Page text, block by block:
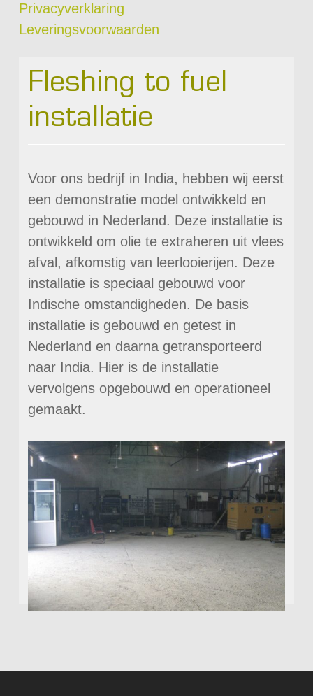
Privacyverklaring
Leveringsvoorwaarden
Fleshing to fuel
installatie
Voor ons bedrijf in India, hebben wij eerst
een demonstratie model ontwikkeld en
gebouwd in Nederland. Deze installatie is
ontwikkeld om olie te extraheren uit vlees
afval, afkomstig van leerlooierijen. Deze
installatie is speciaal gebouwd voor
Indische omstandigheden. De basis
installatie is gebouwd en getest in
Nederland en daarna getransporteerd
naar India. Hier is de installatie
vervolgens opgebouwd en operationeel
gemaakt.